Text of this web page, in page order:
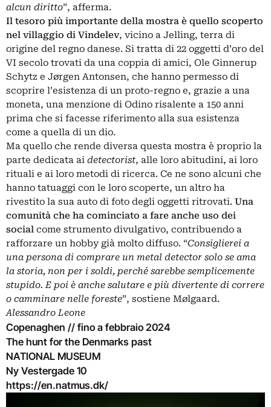
alcun diritto”, afferma.
Il tesoro più importante della mostra è quello scoperto
nel villaggio di Vindelev, vicino a Jelling, terra di
origine del regno danese. Si tratta di 22 oggetti d’oro del
VI secolo trovati da una coppia di amici, Ole Ginnerup
Schytz e Jørgen Antonsen, che hanno permesso di
scoprire l’esistenza di un proto-regno e, grazie a una
moneta, una menzione di Odino risalente a 150 anni
prima che si facesse riferimento alla sua esistenza
come a quella di un dio.
Ma quello che rende diversa questa mostra è proprio la
parte dedicata ai detectorist, alle loro abitudini, ai loro
rituali e ai loro metodi di ricerca. Ce ne sono alcuni che
hanno tatuaggi con le loro scoperte, un altro ha
rivestito la sua auto di foto degli oggetti ritrovati. Una
comunità che ha cominciato a fare anche uso dei
social come strumento divulgativo, contribuendo a
rafforzare un hobby già molto diffuso. “Consiglierei a
una persona di comprare un metal detector solo se ama
la storia, non per i soldi, perché sarebbe semplicemente
stupido. E poi è anche salutare e più divertente di correre
o camminare nelle foreste”, sostiene Mølgaard.
Alessandro Leone
Copenaghen // fino a febbraio 2024
The hunt for the Denmarks past
NATIONAL MUSEUM
Ny Vestergade 10
https://en.natmus.dk/